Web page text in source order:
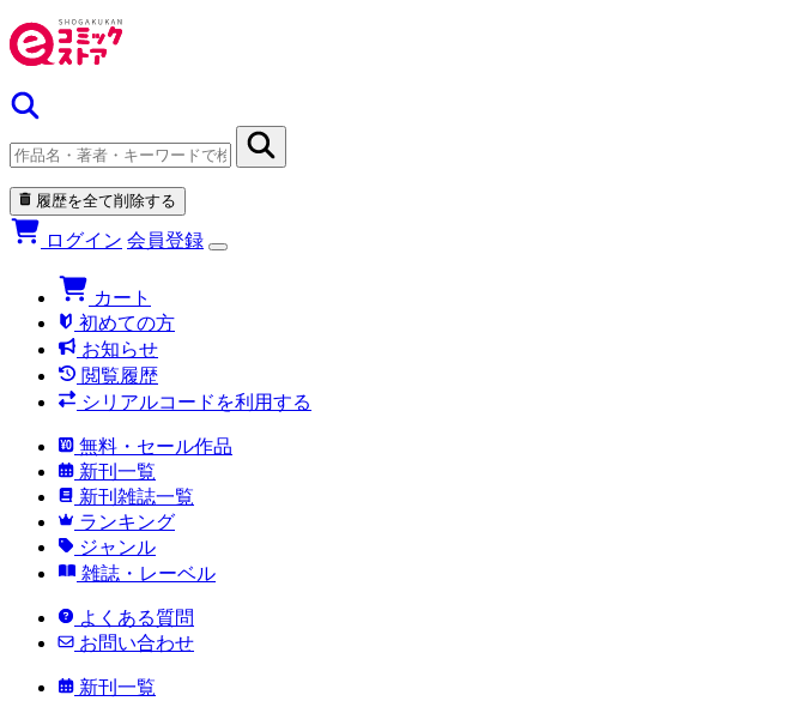
履歴を全て削除する
ログイン 会員登録
カート
初めての方
お知らせ
閲覧履歴
シリアルコードを利用する
無料・セール作品
新刊一覧
新刊雑誌一覧
ランキング
ジャンル
雑誌・レーベル
よくある質問
お問い合わせ
新刊一覧